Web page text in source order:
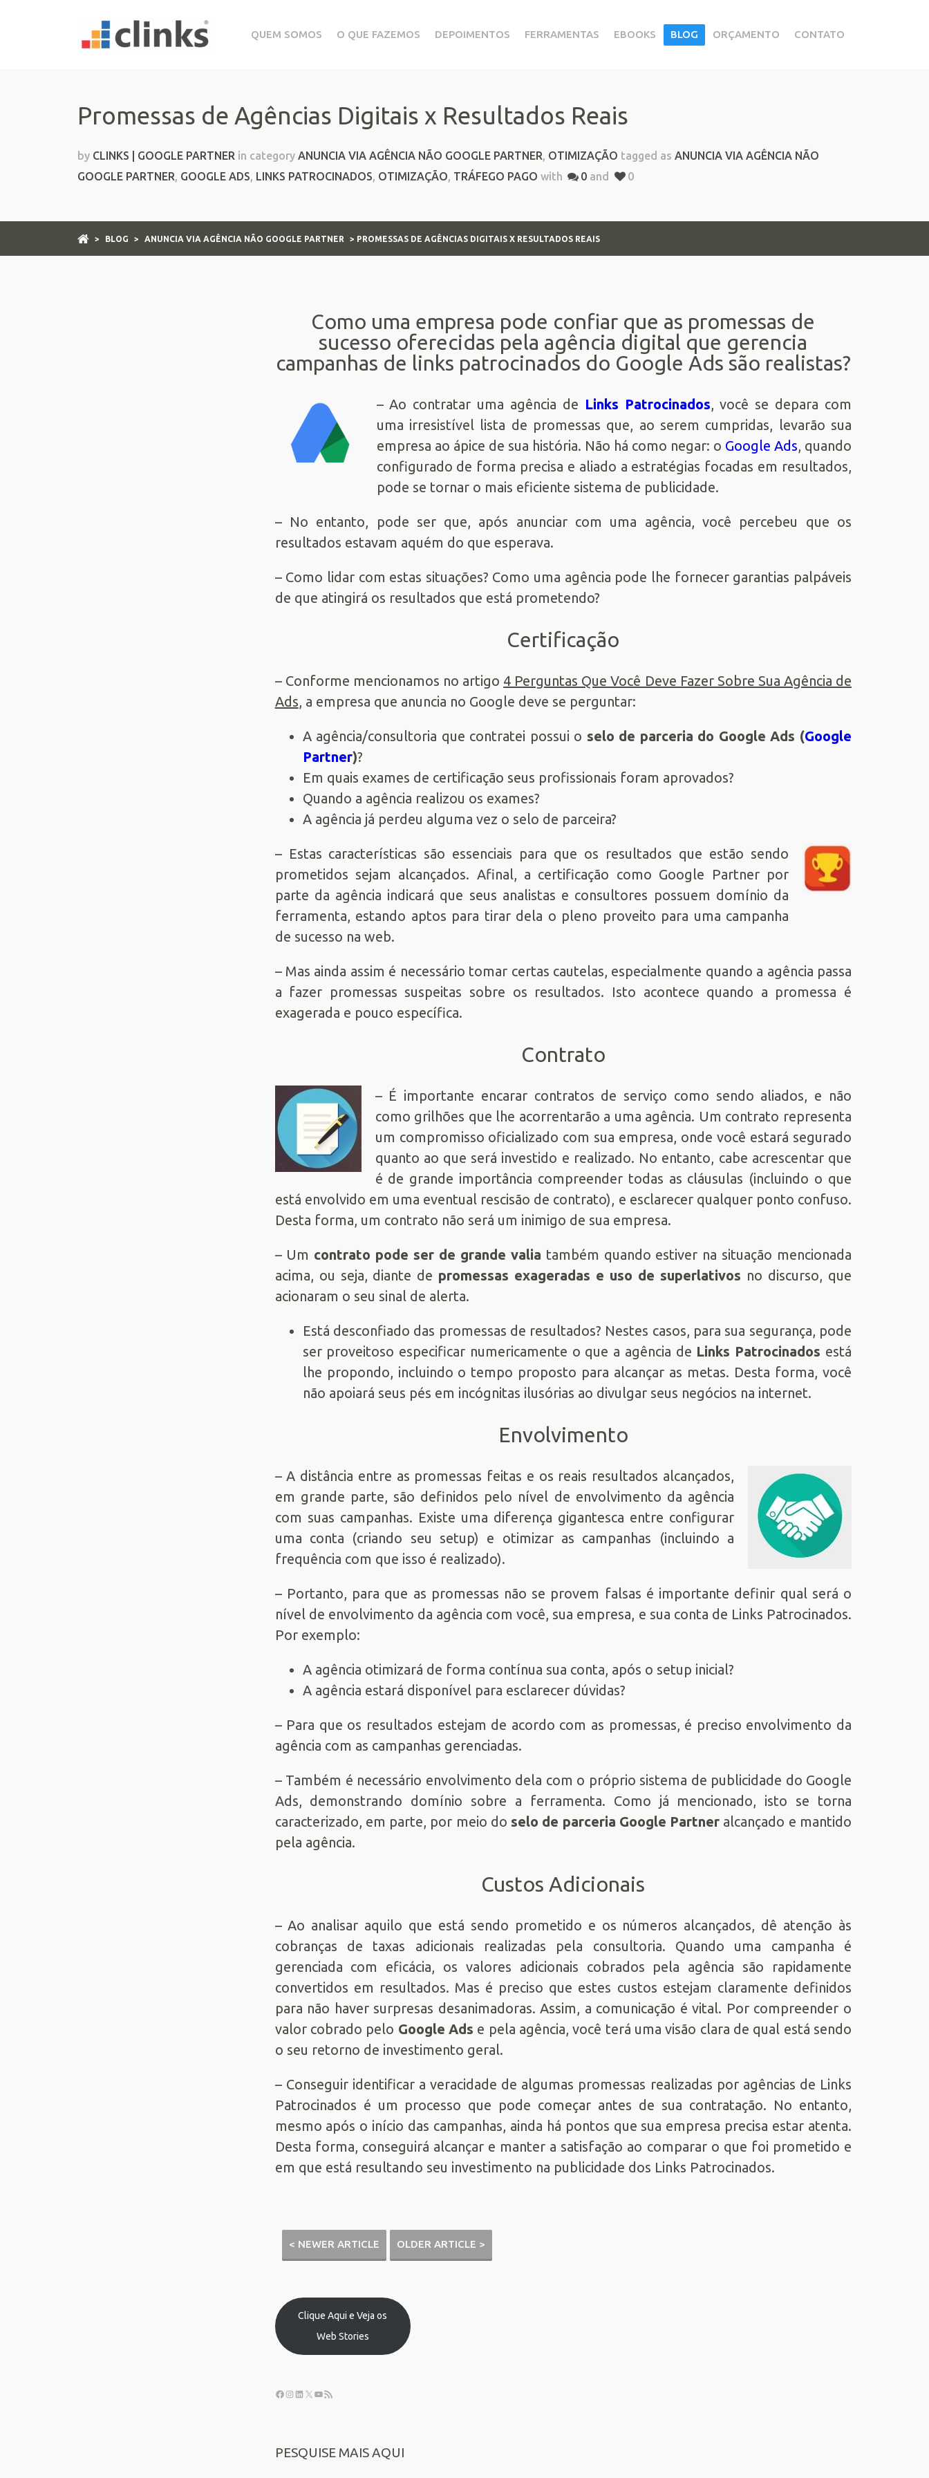
QUEM SOMOS O QUE FAZEMOS DEPOIMENTOS FERRAMENTAS EBOOKS BLOG ORÇAMENTO CONTATO
Promessas de Agências Digitais x Resultados Reais
by CLINKS | GOOGLE PARTNER in category ANUNCIA VIA AGÊNCIA NÃO GOOGLE PARTNER, OTIMIZAÇÃO tagged as ANUNCIA VIA AGÊNCIA NÃO
GOOGLE PARTNER, GOOGLE ADS, LINKS PATROCINADOS, OTIMIZAÇÃO, TRÁFEGO PAGO with 0 and 0
> BLOG > ANUNCIA VIA AGÊNCIA NÃO GOOGLE PARTNER > PROMESSAS DE AGÊNCIAS DIGITAIS X RESULTADOS REAIS
Como uma empresa pode confiar que as promessas de
sucesso oferecidas pela agência digital que gerencia
campanhas de links patrocinados do Google Ads são realistas?
– Ao contratar uma agência de Links Patrocinados, você se depara com
uma irresistível lista de promessas que, ao serem cumpridas, levarão sua
empresa ao ápice de sua história. Não há como negar: o Google Ads, quando
configurado de forma precisa e aliado a estratégias focadas em resultados,
pode se tornar o mais eficiente sistema de publicidade.
– No entanto, pode ser que, após anunciar com uma agência, você percebeu que os
resultados estavam aquém do que esperava.
– Como lidar com estas situações? Como uma agência pode lhe fornecer garantias palpáveis
de que atingirá os resultados que está prometendo?
Certificação
– Conforme mencionamos no artigo 4 Perguntas Que Você Deve Fazer Sobre Sua Agência de
Ads, a empresa que anuncia no Google deve se perguntar:
A agência/consultoria que contratei possui o selo de parceria do Google Ads (Google
Partner)?
Em quais exames de certificação seus profissionais foram aprovados?
Quando a agência realizou os exames?
A agência já perdeu alguma vez o selo de parceira?
– Estas características são essenciais para que os resultados que estão sendo
prometidos sejam alcançados. Afinal, a certificação como Google Partner por
parte da agência indicará que seus analistas e consultores possuem domínio da
ferramenta, estando aptos para tirar dela o pleno proveito para uma campanha
de sucesso na web.
– Mas ainda assim é necessário tomar certas cautelas, especialmente quando a agência passa
a fazer promessas suspeitas sobre os resultados. Isto acontece quando a promessa é
exagerada e pouco específica.
Contrato
– É importante encarar contratos de serviço como sendo aliados, e não
como grilhões que lhe acorrentarão a uma agência. Um contrato representa
um compromisso oficializado com sua empresa, onde você estará segurado
quanto ao que será investido e realizado. No entanto, cabe acrescentar que
é de grande importância compreender todas as cláusulas (incluindo o que
está envolvido em uma eventual rescisão de contrato), e esclarecer qualquer ponto confuso.
Desta forma, um contrato não será um inimigo de sua empresa.
– Um contrato pode ser de grande valia também quando estiver na situação mencionada
acima, ou seja, diante de promessas exageradas e uso de superlativos no discurso, que
acionaram o seu sinal de alerta.
Está desconfiado das promessas de resultados? Nestes casos, para sua segurança, pode
ser proveitoso especificar numericamente o que a agência de Links Patrocinados está
lhe propondo, incluindo o tempo proposto para alcançar as metas. Desta forma, você
não apoiará seus pés em incógnitas ilusórias ao divulgar seus negócios na internet.
Envolvimento
– A distância entre as promessas feitas e os reais resultados alcançados,
em grande parte, são definidos pelo nível de envolvimento da agência
com suas campanhas. Existe uma diferença gigantesca entre configurar
uma conta (criando seu setup) e otimizar as campanhas (incluindo a
frequência com que isso é realizado).
– Portanto, para que as promessas não se provem falsas é importante definir qual será o
nível de envolvimento da agência com você, sua empresa, e sua conta de Links Patrocinados.
Por exemplo:
A agência otimizará de forma contínua sua conta, após o setup inicial?
A agência estará disponível para esclarecer dúvidas?
– Para que os resultados estejam de acordo com as promessas, é preciso envolvimento da
agência com as campanhas gerenciadas.
– Também é necessário envolvimento dela com o próprio sistema de publicidade do Google
Ads, demonstrando domínio sobre a ferramenta. Como já mencionado, isto se torna
caracterizado, em parte, por meio do selo de parceria Google Partner alcançado e mantido
pela agência.
Custos Adicionais
– Ao analisar aquilo que está sendo prometido e os números alcançados, dê atenção às
cobranças de taxas adicionais realizadas pela consultoria. Quando uma campanha é
gerenciada com eficácia, os valores adicionais cobrados pela agência são rapidamente
convertidos em resultados. Mas é preciso que estes custos estejam claramente definidos
para não haver surpresas desanimadoras. Assim, a comunicação é vital. Por compreender o
valor cobrado pelo Google Ads e pela agência, você terá uma visão clara de qual está sendo
o seu retorno de investimento geral.
– Conseguir identificar a veracidade de algumas promessas realizadas por agências de Links
Patrocinados é um processo que pode começar antes de sua contratação. No entanto,
mesmo após o início das campanhas, ainda há pontos que sua empresa precisa estar atenta.
Desta forma, conseguirá alcançar e manter a satisfação ao comparar o que foi prometido e
em que está resultando seu investimento na publicidade dos Links Patrocinados.
< NEWER ARTICLE OLDER ARTICLE >
Clique Aqui e Veja os
Web Stories
PESQUISE MAIS AQUI